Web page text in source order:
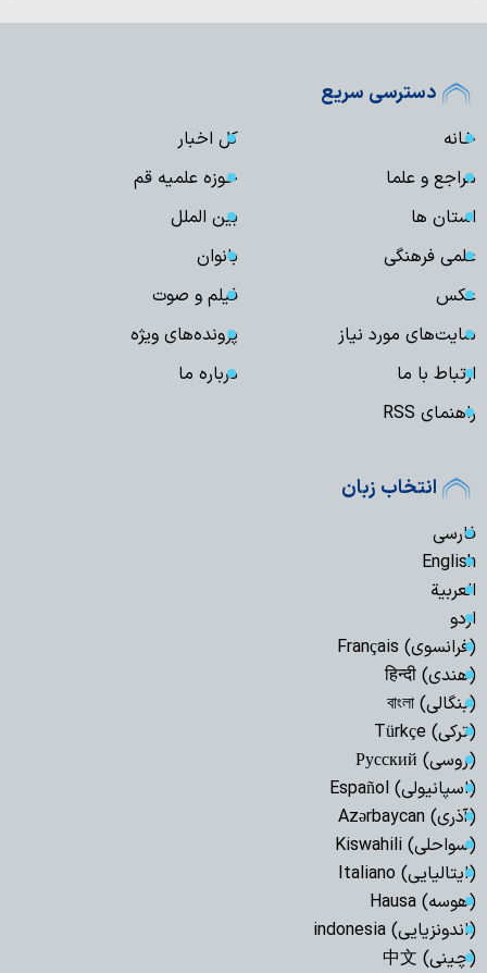
دسترسی سریع
خانه
کل اخبار
مراجع و علما
حوزه علمیه قم
استان ها
بین الملل
علمی فرهنگی
بانوان
عکس
فیلم و صوت
سایت‌های مورد نیاز
پرونده‌های ویژه
ارتباط با ما
درباره ما
راهنمای RSS
انتخاب زبان
فارسی
English
العربیة
اردو
(فرانسوی) Français
(هندی) हिन्दी
(بنگالی) বাংলা
(ترکی) Türkçe
(روسی) Русский
(اسپانیولی) Español
(آذری) Azərbaycan
(سواحلی) Kiswahili
(ایتالیایی) Italiano
(هوسه) Hausa
(اندونزیایی) indonesia
(چینی) 中文